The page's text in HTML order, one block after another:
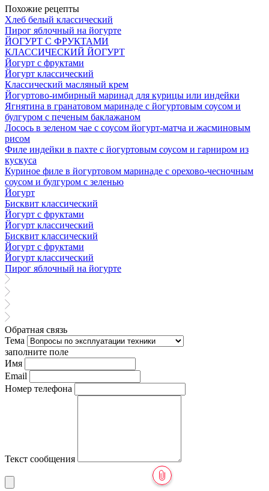
Похожие рецепты
Хлеб белый классический
Пирог яблочный на йогурте
ЙОГУРТ С ФРУКТАМИ
КЛАССИЧЕСКИЙ ЙОГУРТ
Йогурт с фруктами
Йогурт классический
Классический масляный крем
Йогуртово-имбирный маринад для курицы или индейки
Ягнятина в гранатовом маринаде с йогуртовым соусом и
булгуром с печеным баклажаном
Лосось в зеленом чае с соусом йогурт-матча и жасминовым
рисом
Филе индейки в пахте с йогуртовым соусом и гарниром из
кускуса
Куриное филе в йогуртовом маринаде с орехово-чесночным
соусом и булгуром с зеленью
Йогурт
Бисквит классический
Йогурт с фруктами
Йогурт классический
Бисквит классический
Йогурт с фруктами
Йогурт классический
Пирог яблочный на йогурте
Обратная связь
Тема
заполните поле
Имя
Email
Номер телефона
Текст сообщения